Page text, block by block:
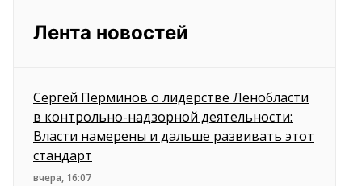
Лента новостей
Сергей Перминов о лидерстве Ленобласти
в контрольно-надзорной деятельности:
Власти намерены и дальше развивать этот
стандарт
вчера, 16:07